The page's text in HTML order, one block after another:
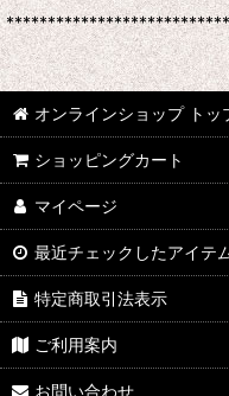
オンラインショップ トッ
ショッピングカート
マイページ
最近チェックしたアイテ
特定商取引法表示
ご利用案内
お問い合わせ